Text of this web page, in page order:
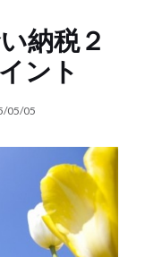
納税２
ント
05/05